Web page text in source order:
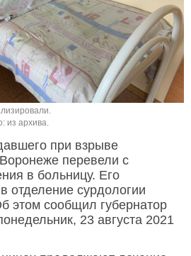
из архива.
при взрыве
перевели с
в больницу. Его
отделение сурдологии
этом сообщил губернатор
23 августа 2021